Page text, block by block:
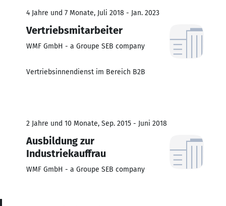
4 Jahre und 7 Monate, Juli 2018 - Jan. 2023
Vertriebsmitarbeiter
WMF GmbH - a Groupe SEB company
Vertriebsinnendienst im Bereich B2B
2 Jahre und 10 Monate, Sep. 2015 - Juni 2018
Ausbildung zur
Industriekauffrau
WMF GmbH - a Groupe SEB company